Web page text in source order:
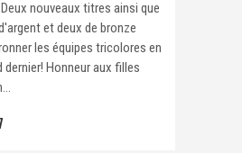
nouveaux titres ainsi que
et deux de bronze
les équipes tricolores en
Honneur aux filles